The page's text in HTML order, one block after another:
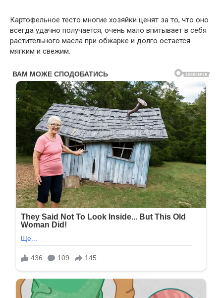
Картофельное тесто многие хозяйки ценят за то, что оно
всегда удачно получается, очень мало впитывает в себя
растительного масла при обжарке и долго остается
мягким и свежим.